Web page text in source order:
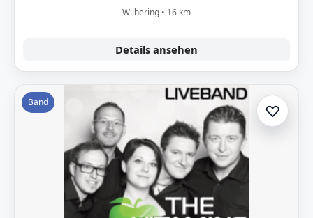
Wilhering • 16 km
Details ansehen
Band ♡Zur